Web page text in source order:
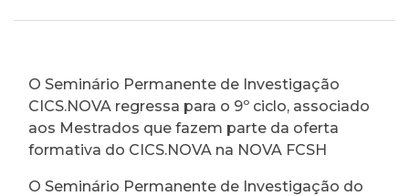
O Seminário Permanente de Investigação
CICS.NOVA regressa para o 9º ciclo, associado
aos Mestrados que fazem parte da oferta
formativa do CICS.NOVA na NOVA FCSH
O Seminário Permanente de Investigação do